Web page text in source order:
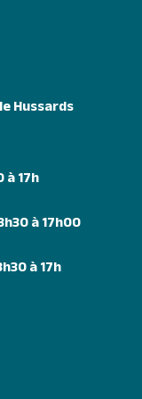
Hussards
à 17h
à 17h00
à 17h